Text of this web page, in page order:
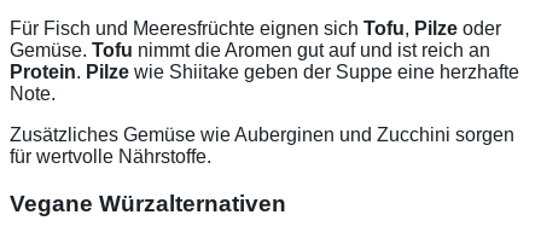
Für Fisch und Meeresfrüchte eignen sich Tofu, Pilze oder
Gemüse. Tofu nimmt die Aromen gut auf und ist reich an
Protein. Pilze wie Shiitake geben der Suppe eine herzhafte
Note.
Zusätzliches Gemüse wie Auberginen und Zucchini sorgen
für wertvolle Nährstoffe.
Vegane Würzalternativen